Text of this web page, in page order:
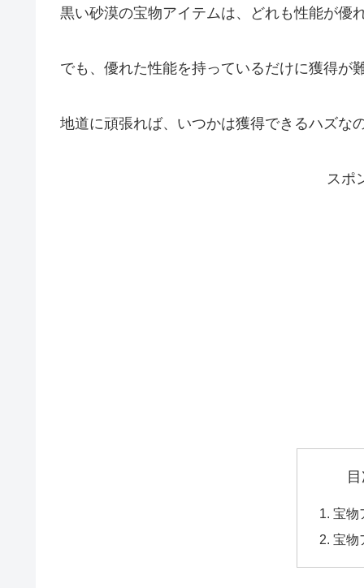
黒い砂漠の宝物アイテムは、どれも性能が優
でも、優れた性能を持っているだけに獲得が
地道に頑張れば、いつかは獲得できるハズな
スポ
宝物
宝物